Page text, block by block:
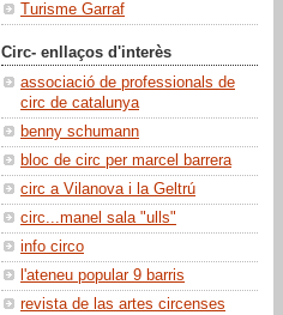
Turisme Garraf
Circ- enllaços d'interès
associació de professionals de
circ de catalunya
benny schumann
bloc de circ per marcel barrera
circ a Vilanova i la Geltrú
circ...manel sala "ulls"
info circo
l'ateneu popular 9 barris
revista de las artes circenses